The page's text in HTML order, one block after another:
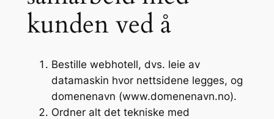
kunden ved å
Bestille webhotell, dvs. leie av
datamaskin hvor nettsidene legges, og
domenenavn (www.domenenavn.no).
Ordner alt det tekniske med